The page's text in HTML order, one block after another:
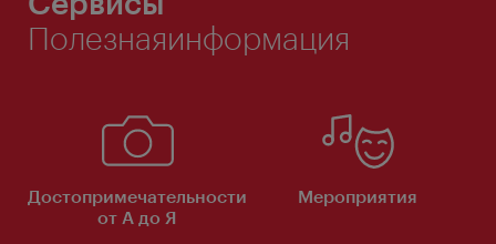
Полезнаяинформация
Достопримечательности
от А до Я
Мероприятия